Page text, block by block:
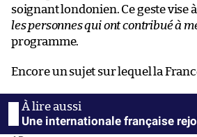
soignant londonien. Ce geste vise à
les personnes qui ont contribué à
programme.
Encore un sujet sur lequel la
Une internationale française